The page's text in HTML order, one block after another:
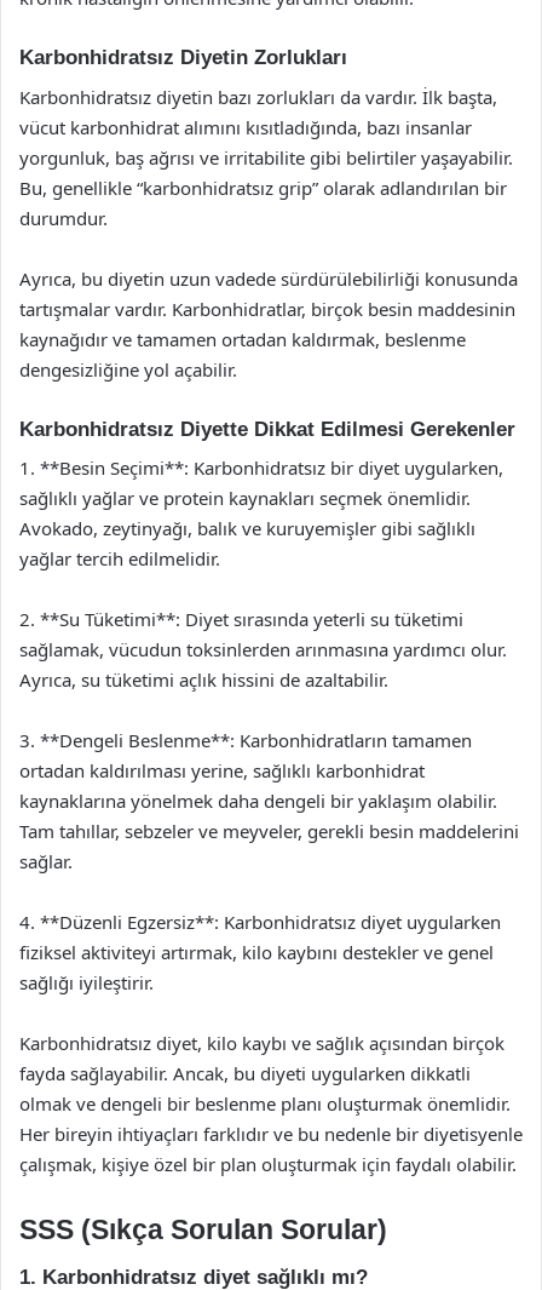
Karbonhidratsız Diyetin Zorlukları
Karbonhidratsız diyetin bazı zorlukları da vardır. İlk başta,
vücut karbonhidrat alımını kısıtladığında, bazı insanlar
yorgunluk, baş ağrısı ve irritabilite gibi belirtiler yaşayabilir.
Bu, genellikle “karbonhidratsız grip” olarak adlandırılan bir
durumdur.
Ayrıca, bu diyetin uzun vadede sürdürülebilirliği konusunda
tartışmalar vardır. Karbonhidratlar, birçok besin maddesinin
kaynağıdır ve tamamen ortadan kaldırmak, beslenme
dengesizliğine yol açabilir.
Karbonhidratsız Diyette Dikkat Edilmesi Gerekenler
1. **Besin Seçimi**: Karbonhidratsız bir diyet uygularken,
sağlıklı yağlar ve protein kaynakları seçmek önemlidir.
Avokado, zeytinyağı, balık ve kuruyemişler gibi sağlıklı
yağlar tercih edilmelidir.
2. **Su Tüketimi**: Diyet sırasında yeterli su tüketimi
sağlamak, vücudun toksinlerden arınmasına yardımcı olur.
Ayrıca, su tüketimi açlık hissini de azaltabilir.
3. **Dengeli Beslenme**: Karbonhidratların tamamen
ortadan kaldırılması yerine, sağlıklı karbonhidrat
kaynaklarına yönelmek daha dengeli bir yaklaşım olabilir.
Tam tahıllar, sebzeler ve meyveler, gerekli besin maddelerini
sağlar.
4. **Düzenli Egzersiz**: Karbonhidratsız diyet uygularken
fiziksel aktiviteyi artırmak, kilo kaybını destekler ve genel
sağlığı iyileştirir.
Karbonhidratsız diyet, kilo kaybı ve sağlık açısından birçok
fayda sağlayabilir. Ancak, bu diyeti uygularken dikkatli
olmak ve dengeli bir beslenme planı oluşturmak önemlidir.
Her bireyin ihtiyaçları farklıdır ve bu nedenle bir diyetisyenle
çalışmak, kişiye özel bir plan oluşturmak için faydalı olabilir.
SSS (Sıkça Sorulan Sorular)
1. Karbonhidratsız diyet sağlıklı mı?